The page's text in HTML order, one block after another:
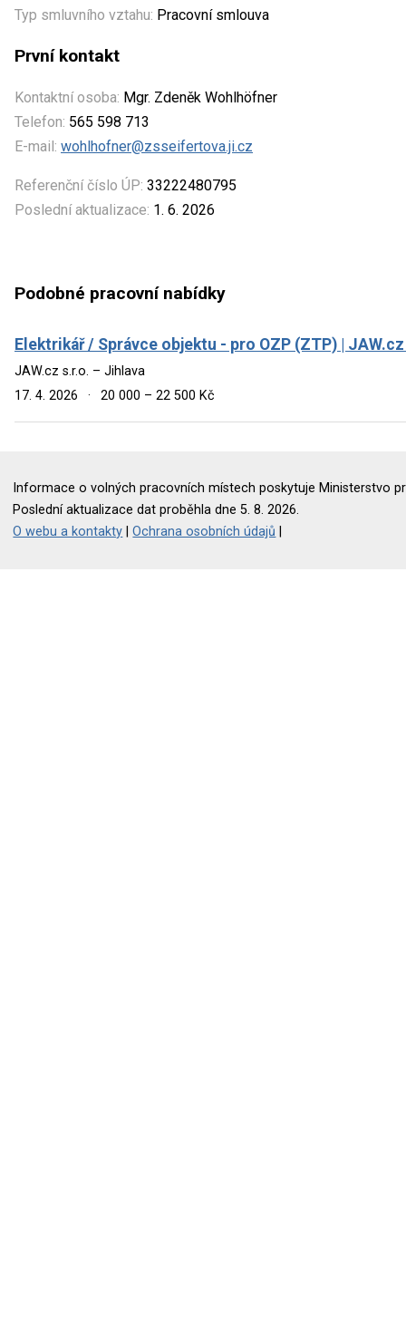
Typ smluvního vztahu: Pracovní smlouva
První kontakt
Kontaktní osoba: Mgr. Zdeněk Wohlhöfner
Telefon: 565 598 713
E-mail: wohlhofner@zsseifertova.ji.cz
Referenční číslo ÚP: 33222480795
Poslední aktualizace: 1. 6. 2026
Podobné pracovní nabídky
Elektrikář / Správce objektu - pro OZP (ZTP) |
JAW.cz s.r.o. – Jihlava
17. 4. 2026
· 20 000 – 22 500 Kč
Informace o volných pracovních místech poskytuje Ministerstvo
Poslední aktualizace dat proběhla dne 5. 8. 2026.
O webu a kontakty |Ochrana osobních údajů